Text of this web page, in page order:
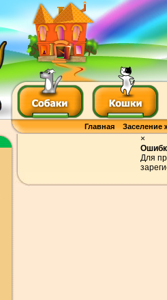
Главная Заселение
×
Для